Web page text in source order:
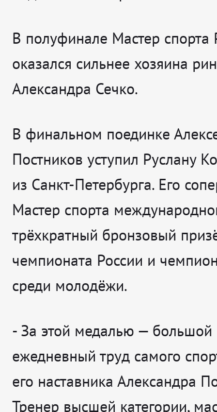
В полуфинале Мастер спорта
оказался сильнее хозяина
Александра Сечко.
В финальном поединке
Постников уступил Руслану
из Санкт-Петербурга. Его
Мастер спорта
трёхкратный бронзовый
чемпионата России и
среди молодёжи.
- За этой медалью — большой
ежедневный труд самого
его наставника Александра
Тренер высшей категории,